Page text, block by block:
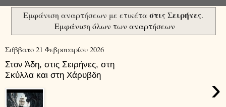
Εμφάνιση αναρτήσεων με ετικέταστις Σειρήνες.
Εμφάνιση όλων των αναρτήσεων
Σάββατο 21 Φεβρουαρίου 2026
Στον Άδη, στις Σειρήνες, στη
Σκύλλα και στη Χάρυβδη
›